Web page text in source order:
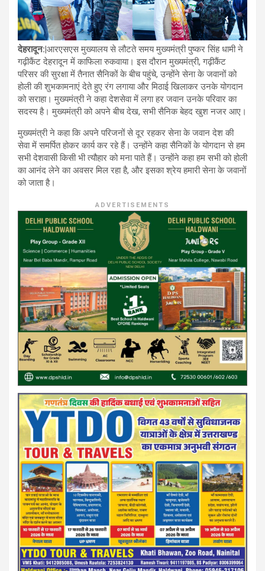
देहरादून:|आरएसएस मुख्यालय से लौटते समय मुख्यमंत्री पुष्कर सिंह धामी ने
गढ़ीकैंट देहरादून में काफिला रुकवाया। इस दौरान मुख्यमंत्री, गढ़ीकैंट
परिसर की सुरक्षा में तैनात सैनिकों के बीच पहुंचे, उन्होंने सेना के जवानों को
होली की शुभकामनाएं देते हुए रंग लगाया और मिठाई खिलाकर उनके योगदान
को सराहा। मुख्यमंत्री ने कहा देशसेवा में लगा हर जवान उनके परिवार का
सदस्य है। मुख्यमंत्री को अपने बीच देख, सभी सैनिक बेहद खुश नजर आए।
मुख्यमंत्री ने कहा कि अपने परिजनों से दूर रहकर सेना के जवान देश की
सेवा में समर्पित होकर कार्य कर रहे हैं। उन्होंने कहा सैनिकों के योगदान से हम
सभी देशवासी किसी भी त्यौहार को मना पाते हैं। उन्होंने कहा हम सभी को होली
का आनंद लेने का अवसर मिल रहा है, और इसका श्रेय हमारी सेना के जवानों
को जाता है।
ADVERTISEMENTS